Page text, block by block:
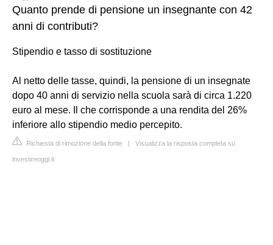
Quanto prende di pensione un insegnante con 42
anni di contributi?
Stipendio e tasso di sostituzione
Al netto delle tasse, quindi, la pensione di un insegnate
dopo 40 anni di servizio nella scuola sarà di circa 1.220
euro al mese. Il che corrisponde a una rendita del 26%
inferiore allo stipendio medio percepito.
Richiesta di rimozione della fonte | Visualizza la risposta completa su
investireoggi.it